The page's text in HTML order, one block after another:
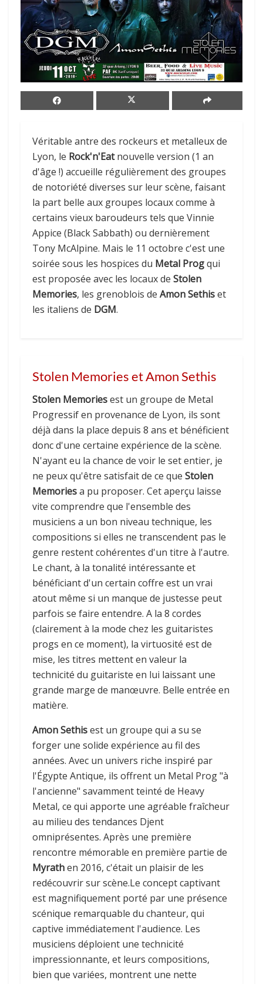
Véritable antre des rockeurs et metalleux de
Lyon, le Rock'n'Eatnouvelle version (1 an
d'âge !) accueille régulièrement des groupes
de notoriété diverses sur leur scène, faisant
la part belle aux groupes locaux comme à
certains vieux baroudeurs tels que Vinnie
Appice (Black Sabbath) ou dernièrement
Tony McAlpine. Mais le 11 octobre c'est une
soirée sous les hospices du Metal Progqui
est proposée avec les locaux de Stolen
Memories, les grenoblois de Amon Sethiset
les italiens de DGM.
Stolen Memories et Amon Sethis
Stolen Memoriesest un groupe de Metal
Progressif en provenance de Lyon, ils sont
déjà dans la place depuis 8 ans et bénéficient
donc d'une certaine expérience de la scène.
N'ayant eu la chance de voir le set entier, je
ne peux qu'être satisfait de ce que Stolen
Memoriesa pu proposer. Cet aperçu laisse
vite comprendre que l'ensemble des
musiciens a un bon niveau technique, les
compositions si elles ne transcendent pas le
genre restent cohérentes d'un titre à l'autre.
Le chant, à la tonalité intéressante et
bénéficiant d'un certain coffre est un vrai
atout même si un manque de justesse peut
parfois se faire entendre. A la 8 cordes
(clairement à la mode chez les guitaristes
progs en ce moment), la virtuosité est de
mise, les titres mettent en valeur la
technicité du guitariste en lui laissant une
grande marge de manœuvre. Belle entrée en
matière.
Amon Sethisest un groupe qui a su se
forger une solide expérience au fil des
années. Avec un univers riche inspiré par
l'Égypte Antique, ils offrent un Metal Prog "à
l'ancienne" savamment teinté de Heavy
Metal, ce qui apporte une agréable fraîcheur
au milieu des tendances Djent
omniprésentes. Après une première
rencontre mémorable en première partie de
Myrathen 2016, c'était un plaisir de les
redécouvrir sur scène.Le concept captivant
est magnifiquement porté par une présence
scénique remarquable du chanteur, qui
captive immédiatement l'audience. Les
musiciens déploient une technicité
impressionnante, et leurs compositions,
bien que variées, montrent une nette